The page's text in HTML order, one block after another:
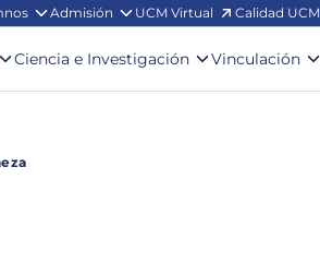
Admisión UCM Virtual Calidad UCM
Ciencia e Investigación Vinculación